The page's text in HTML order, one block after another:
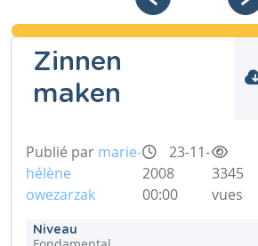
Zinnen
maken
Publié par marie-
hélène
owezarzak
23-11-
2008
00:00
3345
vues
Niveau